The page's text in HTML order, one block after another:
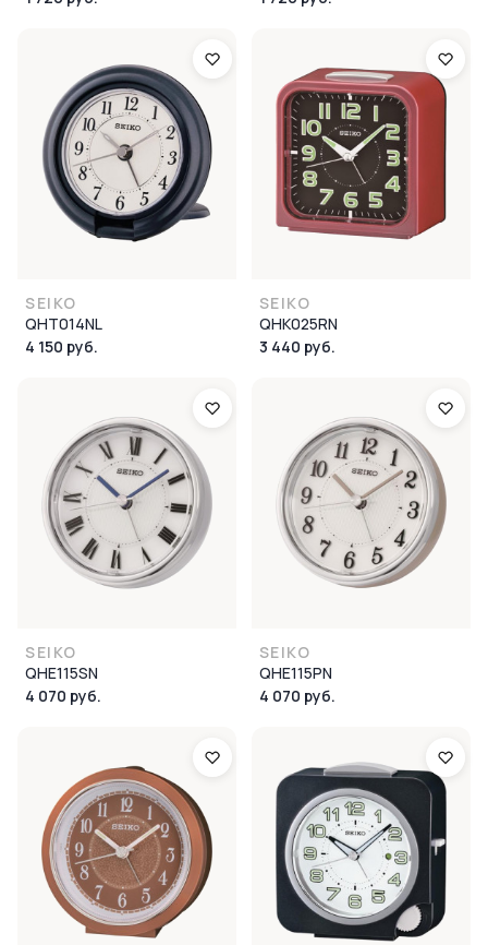
SEIKO
QHT014NL
4 150 руб.
SEIKO
QHK025RN
3 440 руб.
SEIKO
QHE115SN
4 070 руб.
SEIKO
QHE115PN
4 070 руб.